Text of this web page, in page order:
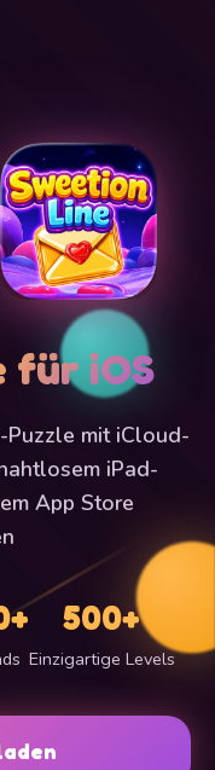
für iOS
Puzzle mit iCloud-
iPad-
App Store
500+
Einzigartige Levels